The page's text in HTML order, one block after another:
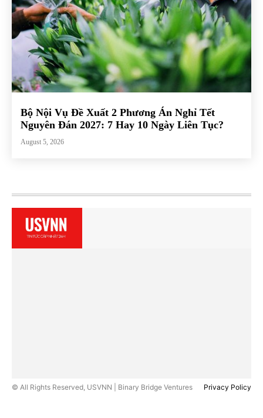
Bộ Nội Vụ Đề Xuất 2 Phương Án Nghỉ Tết
Nguyên Đán 2027: 7 Hay 10 Ngày Liên Tục?
August 5, 2026
© All Rights Reserved, USVNN | Binary Bridge Ventures Privacy Policy